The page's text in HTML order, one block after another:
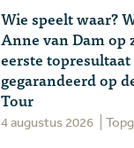
Wie speelt waar?
Anne van Dam op
eerste
gegarandeerd op
Tour
4 augustus 2026